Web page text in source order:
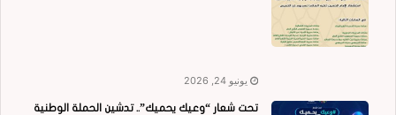
يونيو 24, 2026
تحت شعار “وعيك يحميك”.. تدشين الحملة الوطنية